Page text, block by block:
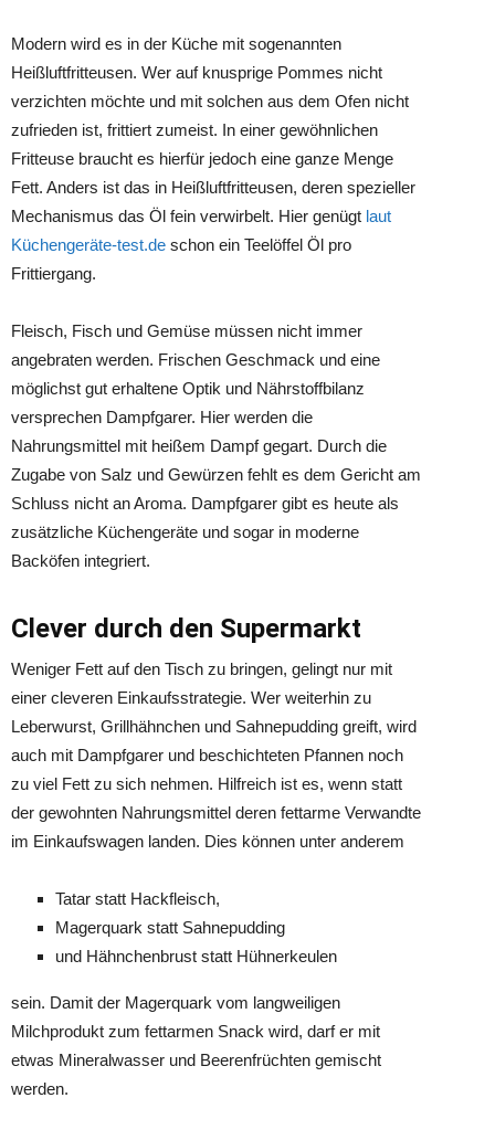
Modern wird es in der Küche mit sogenannten
Heißluftfritteusen. Wer auf knusprige Pommes nicht
verzichten möchte und mit solchen aus dem Ofen nicht
zufrieden ist, frittiert zumeist. In einer gewöhnlichen
Fritteuse braucht es hierfür jedoch eine ganze Menge
Fett. Anders ist das in Heißluftfritteusen, deren spezieller
Mechanismus das Öl fein verwirbelt. Hier genügt laut
Küchengeräte-test.de schon ein Teelöffel Öl pro
Frittiergang.
Fleisch, Fisch und Gemüse müssen nicht immer
angebraten werden. Frischen Geschmack und eine
möglichst gut erhaltene Optik und Nährstoffbilanz
versprechen Dampfgarer. Hier werden die
Nahrungsmittel mit heißem Dampf gegart. Durch die
Zugabe von Salz und Gewürzen fehlt es dem Gericht am
Schluss nicht an Aroma. Dampfgarer gibt es heute als
zusätzliche Küchengeräte und sogar in moderne
Backöfen integriert.
Clever durch den Supermarkt
Weniger Fett auf den Tisch zu bringen, gelingt nur mit
einer cleveren Einkaufsstrategie. Wer weiterhin zu
Leberwurst, Grillhähnchen und Sahnepudding greift, wird
auch mit Dampfgarer und beschichteten Pfannen noch
zu viel Fett zu sich nehmen. Hilfreich ist es, wenn statt
der gewohnten Nahrungsmittel deren fettarme Verwandte
im Einkaufswagen landen. Dies können unter anderem
Tatar statt Hackfleisch,
Magerquark statt Sahnepudding
und Hähnchenbrust statt Hühnerkeulen
sein. Damit der Magerquark vom langweiligen
Milchprodukt zum fettarmen Snack wird, darf er mit
etwas Mineralwasser und Beerenfrüchten gemischt
werden.